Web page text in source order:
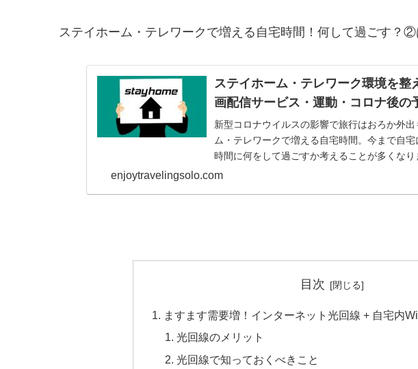
ステイホーム・テレワークで増える自宅時間！何して過ごす？②
ステイホーム・テレワーク環境を整
画配信サービス・運動・コロナ後の
新型コロナウイルスの影響で旅行はおろか外
ム・テレワークで増える自宅時間。今まで自
時間に何をして過ごすか考えることが多くなり
どう過ごす？をテーマにレポートします。
enjoytravelingsolo.com
目次
ますます需要増！インターネット光回線 + 自宅内
光回線のメリット
光回線で知っておくべきこと